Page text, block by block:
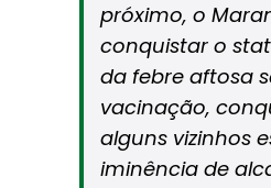
próximo, o
conquistar o
da febre aftosa
vacinação,
alguns vizinhos
iminência de